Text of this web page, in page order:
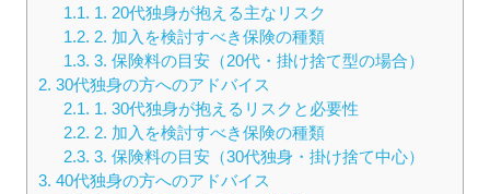
1.1. 1. 20代独身が抱える主なリスク
1.2. 2. 加入を検討すべき保険の種類
1.3. 3. 保険料の目安（20代・掛け捨て型の場合）
2. 30代独身の方へのアドバイス
2.1. 1. 30代独身が抱えるリスクと必要性
2.2. 2. 加入を検討すべき保険の種類
2.3. 3. 保険料の目安（30代独身・掛け捨て中心）
3. 40代独身の方へのアドバイス